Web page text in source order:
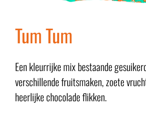
Tum Tum
Een kleurrijke mix bestaande
verschillende fruitsmaken, zoete
heerlijke chocolade flikken.